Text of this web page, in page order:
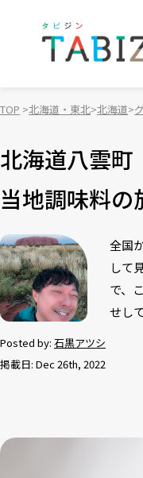
TOP 北海道・東北 北海道
北海道八雲町
当地調味料の
Posted by: 石黒アツシ
掲載日: Dec 26th, 2022
全国
して
で、
せし